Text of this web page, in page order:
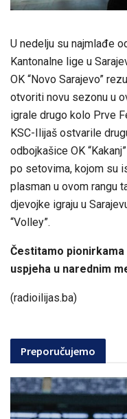
U nedelju su najmlađe
Kantonalne lige u
OK “Novo Sarajevo”
otvoriti novu sezonu u
igrale drugo kolo Prve
KSC-Ilijaš ostvarile
odbojkašice OK
po setovima, kojom su
plasman u ovom rangu
djevojke igraju u
“Volley”.
Čestitamo
uspjeha u narednim
(radioilijas.ba)
Preporučujemo